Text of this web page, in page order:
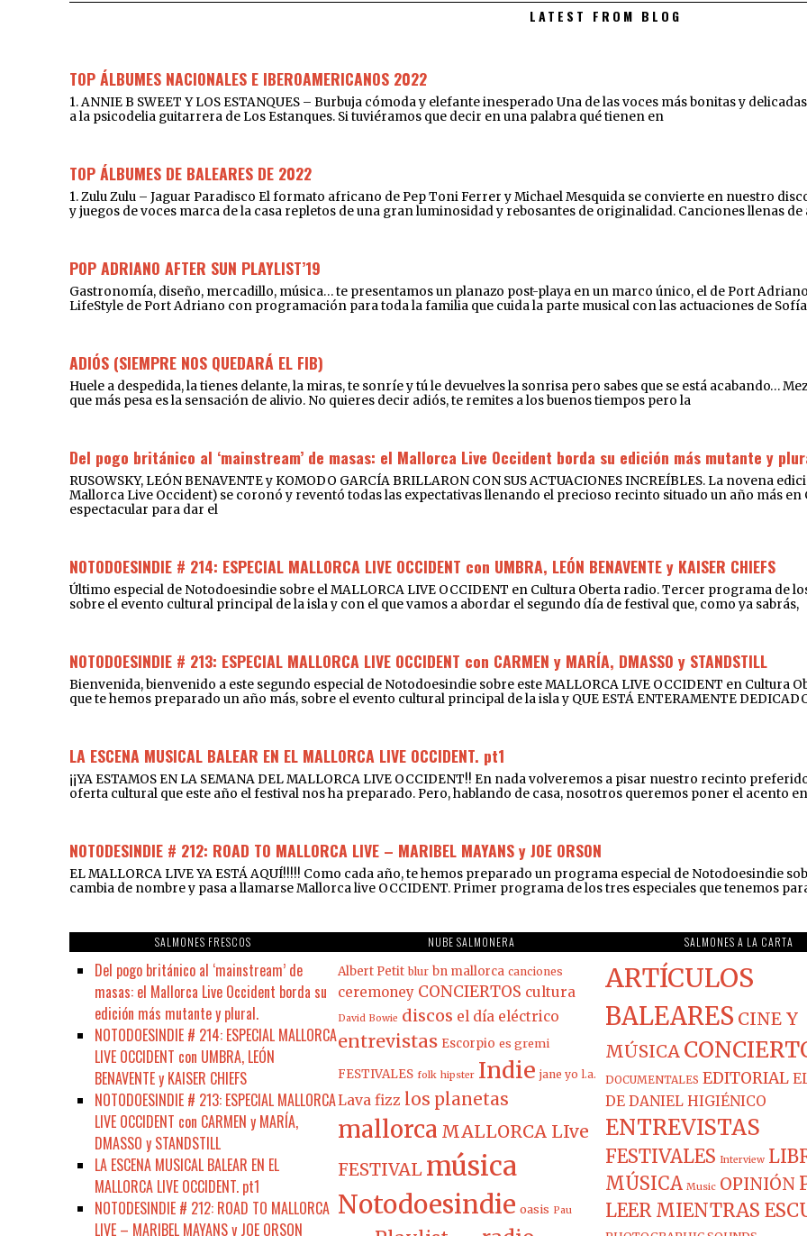
LATEST FROM BLOG
TOP ÁLBUMES NACIONALES E IBEROAMERICANOS 2022
1. ANNIE B SWEET Y LOS ESTANQUES – Burbuja cómoda y elefante inesperado Una de las voces más bonitas y
a la psicodelia guitarrera de Los Estanques. Si tuviéramos que decir en una palabra qué tienen en
TOP ÁLBUMES DE BALEARES DE 2022
1. Zulu Zulu – Jaguar Paradisco El formato africano de Pep Toni Ferrer y Michael Mesquida se convierte en nuestro
y juegos de voces marca de la casa repletos de una gran luminosidad y rebosantes de originalidad. Canciones llenas
POP ADRIANO AFTER SUN PLAYLIST’19
Gastronomía, diseño, mercadillo, música… te presentamos un planazo post-playa en un marco único, el de Port
LifeStyle de Port Adriano con programación para toda la familia que cuida la parte musical con las actuaciones de
ADIÓS (SIEMPRE NOS QUEDARÁ EL FIB)
Huele a despedida, la tienes delante, la miras, te sonríe y tú le devuelves la sonrisa pero sabes que se está acabando…
que más pesa es la sensación de alivio. No quieres decir adiós, te remites a los buenos tiempos pero la
Del pogo británico al ‘mainstream’ de masas: el Mallorca Live Occident borda su edición más mutante y
RUSOWSKY, LEÓN BENAVENTE y KOMODO GARCÍA BRILLARON CON SUS ACTUACIONES INCREÍBLES. La novena
Mallorca Live Occident) se coronó y reventó todas las expectativas llenando el precioso recinto situado un año más
espectacular para dar el
NOTODOESINDIE # 214: ESPECIAL MALLORCA LIVE OCCIDENT con UMBRA, LEÓN BENAVENTE y KAISER CHIEFS
Último especial de Notodoesindie sobre el MALLORCA LIVE OCCIDENT en Cultura Oberta radio. Tercer programa de
sobre el evento cultural principal de la isla y con el que vamos a abordar el segundo día de festival que, como ya sabrás,
NOTODOESINDIE # 213: ESPECIAL MALLORCA LIVE OCCIDENT con CARMEN y MARÍA, DMASSO y STANDSTILL
Bienvenida, bienvenido a este segundo especial de Notodoesindie sobre este MALLORCA LIVE OCCIDENT en Cultura
que te hemos preparado un año más, sobre el evento cultural principal de la isla y QUE ESTÁ ENTERAMENTE
LA ESCENA MUSICAL BALEAR EN EL MALLORCA LIVE OCCIDENT. pt1
¡¡YA ESTAMOS EN LA SEMANA DEL MALLORCA LIVE OCCIDENT!! En nada volveremos a pisar nuestro recinto
oferta cultural que este año el festival nos ha preparado. Pero, hablando de casa, nosotros queremos poner el acento
NOTODESINDIE # 212: ROAD TO MALLORCA LIVE – MARIBEL MAYANS y JOE ORSON
EL MALLORCA LIVE YA ESTÁ AQUÍ!!!!! Como cada año, te hemos preparado un programa especial de Notodoesindie
cambia de nombre y pasa a llamarse Mallorca live OCCIDENT. Primer programa de los tres especiales que tenemos
SALMONES FRESCOS
Del pogo británico al ‘mainstream’ de
masas: el Mallorca Live Occident borda su
edición más mutante y plural.
NOTODOESINDIE # 214: ESPECIAL MALLORCA
LIVE OCCIDENT con UMBRA, LEÓN
BENAVENTE y KAISER CHIEFS
NOTODOESINDIE # 213: ESPECIAL MALLORCA
LIVE OCCIDENT con CARMEN y MARÍA,
DMASSO y STANDSTILL
LA ESCENA MUSICAL BALEAR EN EL
MALLORCA LIVE OCCIDENT. pt1
NOTODESINDIE # 212: ROAD TO MALLORCA
LIVE – MARIBEL MAYANS y JOE ORSON
NUBE SALMONERA
Albert Petit blur bn mallorca canciones
ceremoney CONCIERTOS cultura
David Bowie discos el día eléctrico
entrevistas Escorpio es gremi
FESTIVALES folk hipster Indie jane yo l.a.
Lava fizz los planetas
mallorca MALLORCA LIve
FESTIVAL música
Notodoesindie oasis Pau
SALMONES A LA CARTA
ARTÍCULOS
BALEARES CINE Y
MÚSICA
DOCUMENTALES EDITORIAL
DE DANIEL HIGIÉNICO
ENTREVISTAS
FESTIVALES Interview
MÚSICA Music OPINIÓN
LEER MIENTRAS